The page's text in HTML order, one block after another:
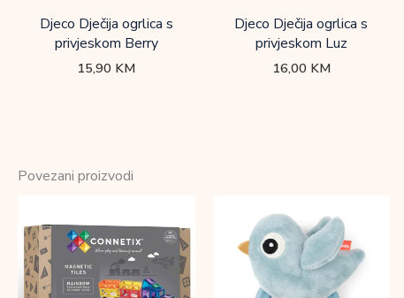
Djeco Dječija ogrlica s
privjeskom Berry
15,90 KM
Djeco Dječija ogrlica s
privjeskom Luz
16,00 KM
Povezani proizvodi